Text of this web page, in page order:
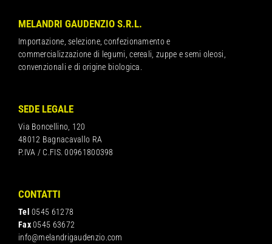
MELANDRI GAUDENZIO S.R.L.
Importazione, selezione, confezionamento e
commercializzazione di legumi, cereali, zuppe e semi oleosi,
convenzionali e di origine biologica.
SEDE LEGALE
Via Boncellino, 120
48012 Bagnacavallo RA
P.IVA / C.FIS. 00961800398
CONTATTI
Tel 0545 61278
Fax0545 63672
info@melandrigaudenzio.com